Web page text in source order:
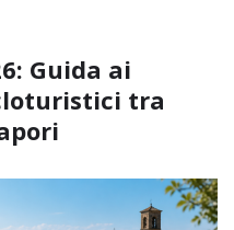
Guida ai
tra